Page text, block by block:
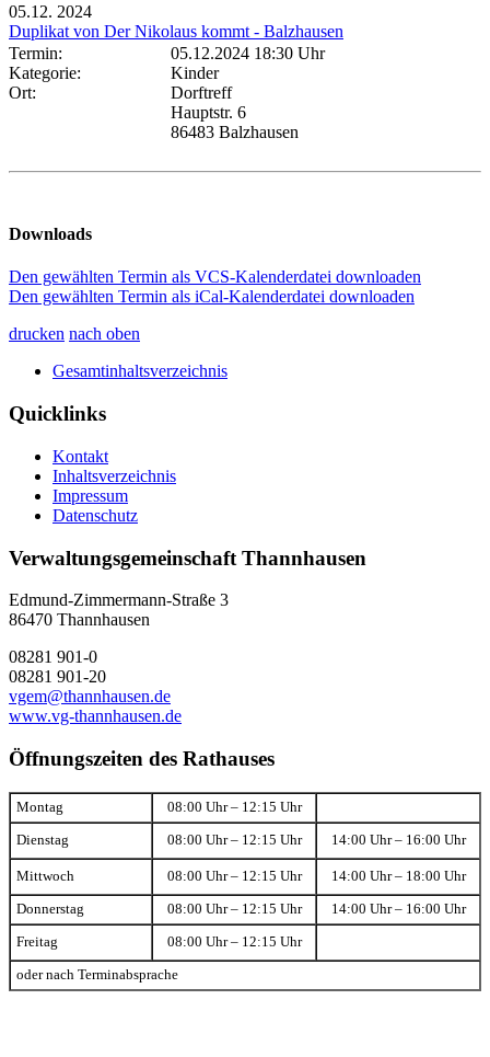
05.12. 2024
Duplikat von Der Nikolaus kommt - Balzhausen
Termin:
05.12.2024 18:30 Uhr
Kategorie:
Kinder
Ort:
Dorftreff
Hauptstr. 6
86483 Balzhausen
Downloads
Den gewählten Termin als VCS-Kalenderdatei downloaden
Den gewählten Termin als iCal-Kalenderdatei downloaden
drucken nach oben
Gesamtinhaltsverzeichnis
Quicklinks
Kontakt
Inhaltsverzeichnis
Impressum
Datenschutz
Verwaltungsgemeinschaft Thannhausen
Edmund-Zimmermann-Straße 3
86470 Thannhausen
08281 901-0
08281 901-20
vgem@thannhausen.de
www.vg-thannhausen.de
Öffnungszeiten des Rathauses
Montag 08:00 Uhr – 12:15 Uhr
Dienstag 08:00 Uhr – 12:15 Uhr 14:00 Uhr – 16:00 Uhr
Mittwoch 08:00 Uhr – 12:15 Uhr 14:00 Uhr – 18:00 Uhr
Donnerstag 08:00 Uhr – 12:15 Uhr 14:00 Uhr – 16:00 Uhr
Freitag 08:00 Uhr – 12:15 Uhr
oder nach Terminabsprache